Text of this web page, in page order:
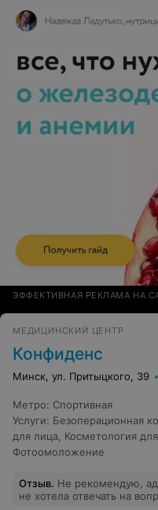
ЭФФЕКТИВНАЯ РЕКЛАМА НА
МЕДИЦИНСКИЙ ЦЕНТР
Конфиденс
Минск, ул. Притыцкого, 39
Метро: Спортивная
Услуги: Безоперационная
для лица, Косметология
Фотоомоложение
Отзыв. Не рекомендую,
не хотела отвечать на вопросы. Сказала почитайте в